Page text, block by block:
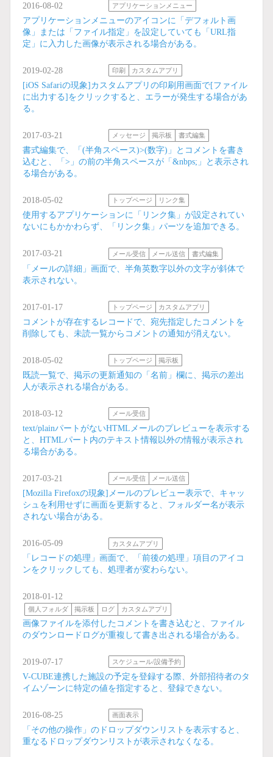
2016-08-02 アプリケーションメニュー
アプリケーションメニューのアイコンに「デフォルト画
像」または「ファイル指定」を設定していても「URL指
定」に入力した画像が表示される場合がある。
2019-02-28 印刷 カスタムアプリ
[iOS Safariの現象]カスタムアプリの印刷用画面で[ファイル
に出力する]をクリックすると、エラーが発生する場合があ
る。
2017-03-21 メッセージ 掲示板 書式編集
書式編集で、「(半角スペース)>(数字)」とコメントを書き
込むと、「>」の前の半角スペースが「&nbps;」と表示され
る場合がある。
2018-05-02 トップページ リンク集
使用するアプリケーションに「リンク集」が設定されてい
ないにもかかわらず、「リンク集」パーツを追加できる。
2017-03-21 メール受信 メール送信 書式編集
「メールの詳細」画面で、半角英数字以外の文字が斜体で
表示されない。
2017-01-17 トップページ カスタムアプリ
コメントが存在するレコードで、宛先指定したコメントを
削除しても、未読一覧からコメントの通知が消えない。
2018-05-02 トップページ 掲示板
既読一覧で、掲示の更新通知の「名前」欄に、掲示の差出
人が表示される場合がある。
2018-03-12 メール受信
text/plainパートがないHTMLメールのプレビューを表示する
と、HTMLパート内のテキスト情報以外の情報が表示され
る場合がある。
2017-03-21 メール受信 メール送信
[Mozilla Firefoxの現象]メールのプレビュー表示で、キャッ
シュを利用せずに画面を更新すると、フォルダー名が表示
されない場合がある。
2016-05-09 カスタムアプリ
「レコードの処理」画面で、「前後の処理」項目のアイコ
ンをクリックしても、処理者が変わらない。
2018-01-12
個人フォルダ 掲示板 ログ カスタムアプリ
画像ファイルを添付したコメントを書き込むと、ファイル
のダウンロードログが重複して書き出される場合がある。
2019-07-17 スケジュール/設備予約
V-CUBE連携した施設の予定を登録する際、外部招待者のタ
イムゾーンに特定の値を指定すると、登録できない。
2016-08-25 画面表示
「その他の操作」のドロップダウンリストを表示すると、
重なるドロップダウンリストが表示されなくなる。